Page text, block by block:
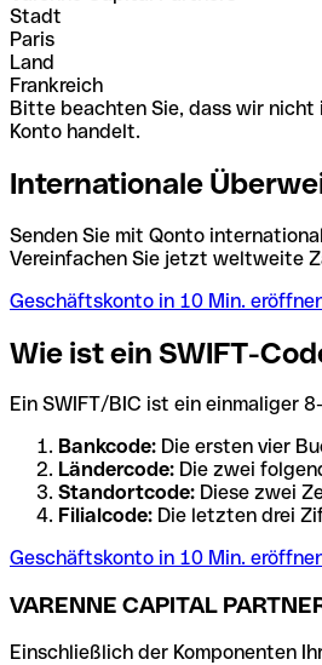
Stadt
Paris
Land
Frankreich
Bitte beachten Sie, dass wir nicht
Konto handelt.
Internationale
Senden Sie mit Qonto
Vereinfachen Sie jetzt weltweite
Geschäftskonto in 10 Min.
Wie ist ein SWIFT-
Ein SWIFT/BIC ist ein einmaliger
Bankcode: Die ersten vier
Ländercode: Die zwei
Standortcode: Diese zwei
Filialcode: Die letzten drei
Geschäftskonto in 10 Min.
VARENNE CAPITAL
Einschließlich der Komponenten